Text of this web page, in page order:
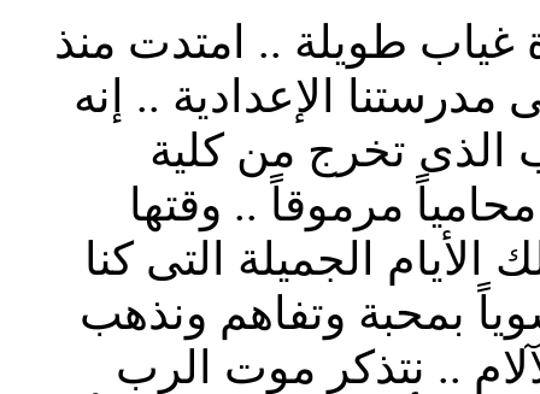
غياب طويلة .. امتدت منذ
مدرستنا الإعدادية .. إنه
الذى تخرج من كلية
مرموقاً .. وقتها
الأيام الجميلة التى كنا
بمحبة وتفاهم ونذهب
.. نتذكر موت الرب